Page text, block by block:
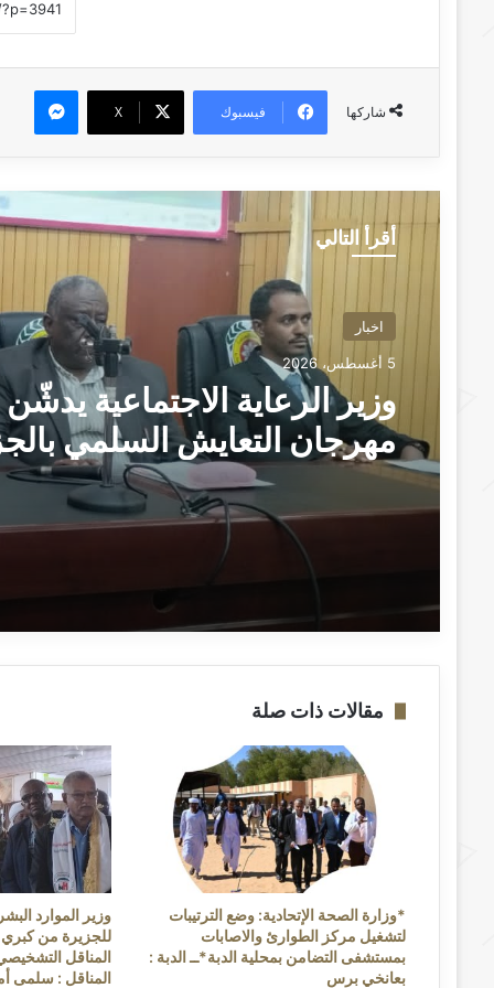
شاركها فيسبوك ‫X
ماسنجر
أقرأ التالي
اخبار
5 أغسطس، 2026
وزير الرعاية الاجتماعية يدشّن
مهرجان التعايش السلمي
“الطلاب هم صُنّاع السلام
السودان الجديد” ــ ودمدني :
مقالات ذات صلة
*وزارة الصحة الإتحادية: وضع الترتيبات
لتشغيل مركز الطوارئ والاصابات
بمستشفى التضامن بمحلية الدبة*ــ الدبة :
بعانخي برس
وزير الموارد
للجزيرة من كبري
المناقل
المناقل : سلمى